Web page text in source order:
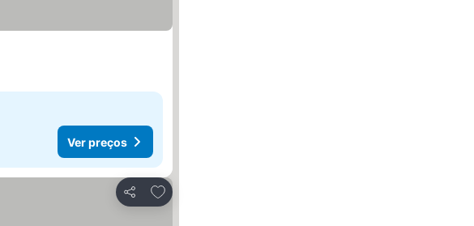
Ver preços
Partilhar
Adicionar aos favoritos